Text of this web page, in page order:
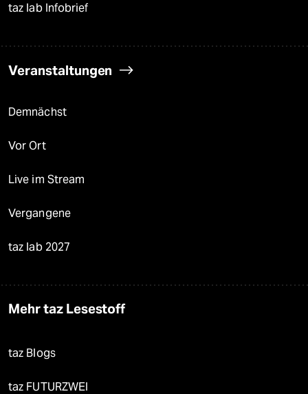
taz lab Infobrief
Veranstaltungen
Demnächst
Vor Ort
Live im Stream
Vergangene
taz lab 2027
Mehr taz Lesestoff
taz Blogs
taz FUTURZWEI